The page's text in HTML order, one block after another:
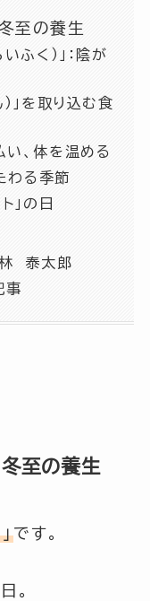
冬至の養生
ふく）」：陰が
」を取り込む食
、体を温める
わる季節
」の日
泰太郎
事
冬至の養生
です。
。